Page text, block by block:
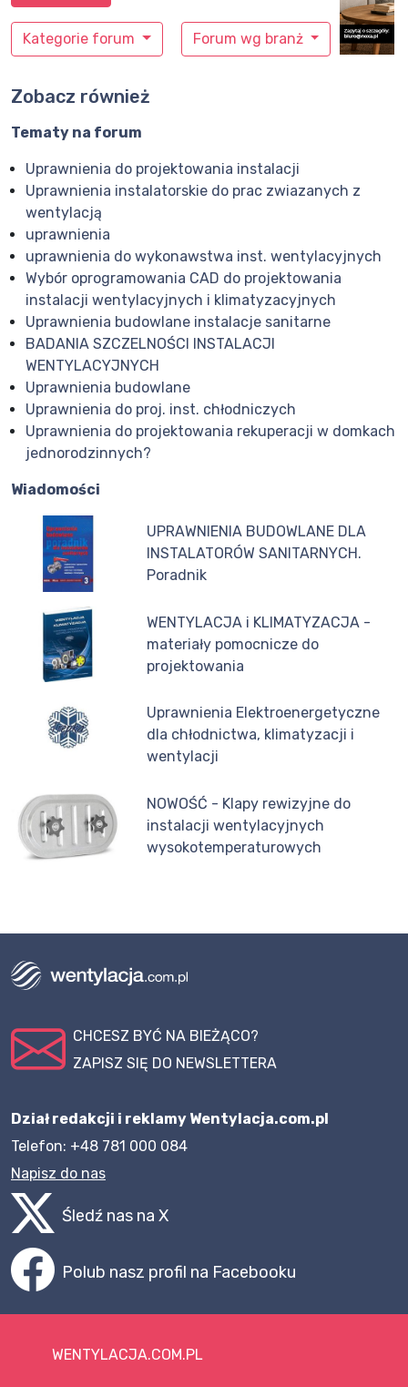
Kategorie forum Forum wg branż
Zobacz również
Tematy na forum
Uprawnienia do projektowania instalacji
Uprawnienia instalatorskie do prac zwiazanych z
wentylacją
uprawnienia
uprawnienia do wykonawstwa inst. wentylacyjnych
Wybór oprogramowania CAD do projektowania
instalacji wentylacyjnych i klimatyzacyjnych
Uprawnienia budowlane instalacje sanitarne
BADANIA SZCZELNOŚCI INSTALACJI
WENTYLACYJNYCH
Uprawnienia budowlane
Uprawnienia do proj. inst. chłodniczych
Uprawnienia do projektowania rekuperacji w domkach
jednorodzinnych?
Wiadomości
UPRAWNIENIA BUDOWLANE DLA
INSTALATORÓW SANITARNYCH.
Poradnik
WENTYLACJA i KLIMATYZACJA -
materiały pomocnicze do
projektowania
Uprawnienia Elektroenergetyczne
dla chłodnictwa, klimatyzacji i
wentylacji
NOWOŚĆ - Klapy rewizyjne do
instalacji wentylacyjnych
wysokotemperaturowych
CHCESZ BYĆ NA BIEŻĄCO?
ZAPISZ SIĘ DO NEWSLETTERA
Dział redakcji i reklamy Wentylacja.com.pl
Telefon: +48 781 000 084
Napisz do nas
Śledź nas na X
Polub nasz profil na Facebooku
WENTYLACJA.COM.PL